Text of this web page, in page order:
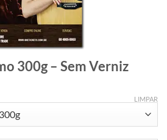
300g – Sem Verniz
LIMPAR